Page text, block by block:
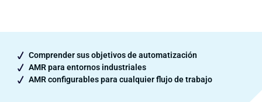
Comprender sus objetivos de automatización
AMR para entornos industriales
AMR configurables para cualquier flujo de trabajo